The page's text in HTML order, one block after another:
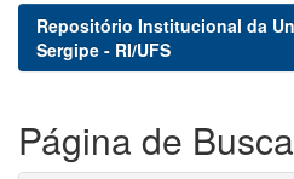
Repositório Institucional da
Sergipe - RI/UFS
Página de Busca